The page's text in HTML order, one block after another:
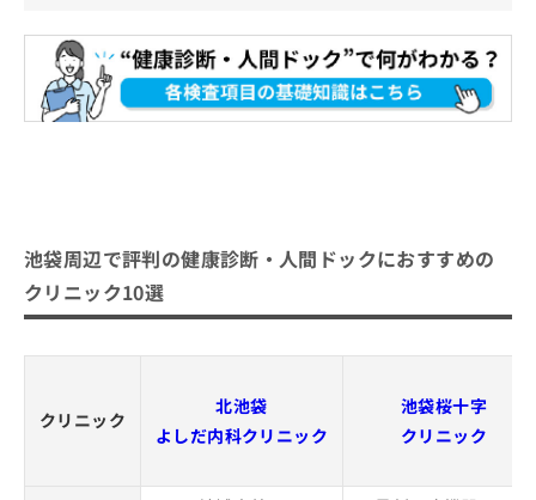
池袋周辺で評判の健康診断・人間ドックにおすすめの
クリニック10選
クリニック
北池袋
よしだ内科クリニック
池袋桜十字
クリニック